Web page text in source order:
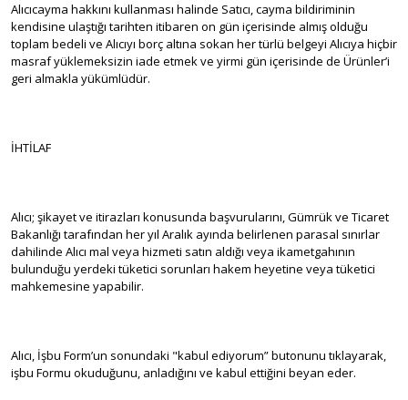
Alıcıcayma hakkını kullanması halinde Satıcı, cayma bildiriminin
kendisine ulaştığı tarihten itibaren on gün içerisinde almış olduğu
toplam bedeli ve Alıcıyı borç altına sokan her türlü belgeyi Alıcıya hiçbir
masraf yüklemeksizin iade etmek ve yirmi gün içerisinde de Ürünler’i
geri almakla yükümlüdür.
İHTİLAF
Alıcı; şikayet ve itirazları konusunda başvurularını, Gümrük ve Ticaret
Bakanlığı tarafından her yıl Aralık ayında belirlenen parasal sınırlar
dahilinde Alıcı mal veya hizmeti satın aldığı veya ikametgahının
bulunduğu yerdeki tüketici sorunları hakem heyetine veya tüketici
mahkemesine yapabilir.
Alıcı, İşbu Form’un sonundaki "kabul ediyorum” butonunu tıklayarak,
işbu Formu okuduğunu, anladığını ve kabul ettiğini beyan eder.